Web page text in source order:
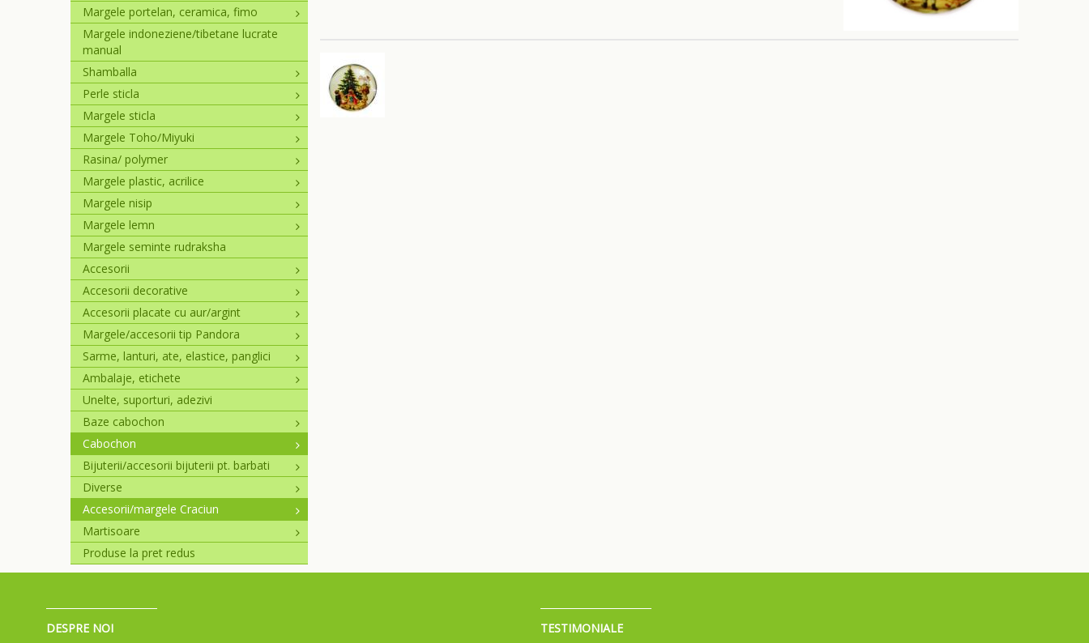
Margele portelan, ceramica, fimo
Margele indoneziene/tibetane lucrate
manual
Shamballa
Perle sticla
Margele sticla
Margele Toho/Miyuki
Rasina/ polymer
Margele plastic, acrilice
Margele nisip
Margele lemn
Margele seminte rudraksha
Accesorii
Accesorii decorative
Accesorii placate cu aur/argint
Margele/accesorii tip Pandora
Sarme, lanturi, ate, elastice, panglici
Ambalaje, etichete
Unelte, suporturi, adezivi
Baze cabochon
Cabochon
Bijuterii/accesorii bijuterii pt. barbati
Diverse
Accesorii/margele Craciun
Martisoare
Produse la pret redus
DESPRE NOI TESTIMONIALE